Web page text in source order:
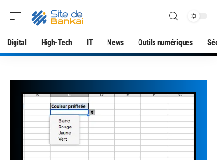
Digital High-Tech IT News Outils numériques